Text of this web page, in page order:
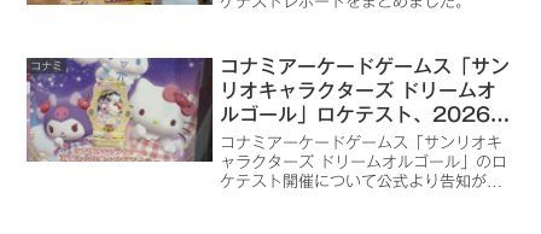
コナミ
コナミアーケードゲームス「サン
リオキャラクターズ ドリームオ
ルゴール」ロケテスト、2026年
7月3日～7月5日までタイトース
テーション多摩センター店で開催
コナミアーケードゲームス「サンリオキ
ャラクターズ ドリームオルゴール」のロ
ケテスト開催について公式より告知があ